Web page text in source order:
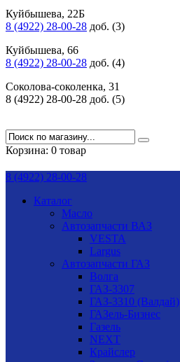
Куйбышева, 22Б
8 (4922) 28-00-28 доб. (3)
Куйбышева, 66
8 (4922) 28-00-28 доб. (4)
Соколова-соколенка, 31
8 (4922) 28-00-28 доб. (5)
Корзина: 0 товар
8 (4922) 28-00-28
Каталог
Масло
Автозапчасти ВАЗ
VESTA
Largus
Автозапчасти ГАЗ
Волга
ГАЗ-3307
ГАЗ-3310 (Валдай)
ГАЗель-Бизнес
Газель
NEXT
Крайслер